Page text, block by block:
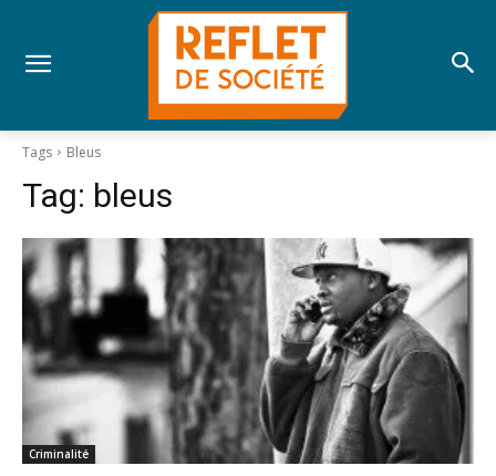
Tags Bleus
Tag: bleus
Criminalité